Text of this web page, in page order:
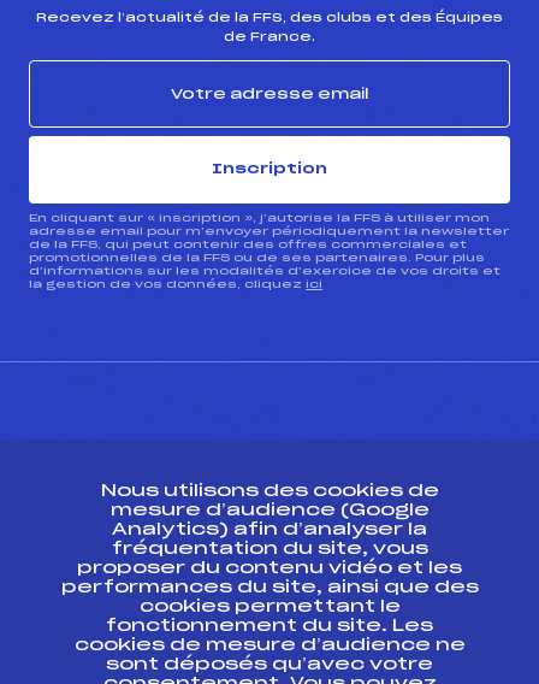
Recevez l’actualité de la FFS, des clubs et des Équipes
de France.
Inscription
En cliquant sur « inscription », j’autorise la FFS à utiliser mon
adresse email pour m’envoyer périodiquement la newsletter
de la FFS, qui peut contenir des offres commerciales et
promotionnelles de la FFS ou de ses partenaires. Pour plus
d’informations sur les modalités d’exercice de vos droits et
la gestion de vos données, cliquez ici
Ressources
Pass’Neige
Projet sportif fédéral
Projet de performance fédéral
Antidopage
Nous utilisons des cookies de
mesure d’audience (Google
Analytics) afin d’analyser la
fréquentation du site, vous
proposer du contenu vidéo et les
performances du site, ainsi que des
cookies permettant le
fonctionnement du site. Les
cookies de mesure d’audience ne
sont déposés qu’avec votre